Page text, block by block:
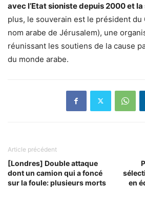
avec l’Etat sioniste depuis 2000 et
plus, le souverain est le président du
nom arabe de Jérusalem), une
réunissant les soutiens de la cause
du monde arabe.
Article précédent
[Londres] Double attaque
dont un camion qui a foncé
sur la foule: plusieurs morts
en